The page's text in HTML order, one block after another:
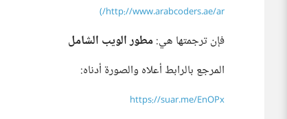
http://www.arabcoders.ae/ar/)
فإن ترجمتها هي:مطور الويب الشامل
المرجع بالرابط أعلاه والصورة أدناه:
https://suar.me/EnOPx